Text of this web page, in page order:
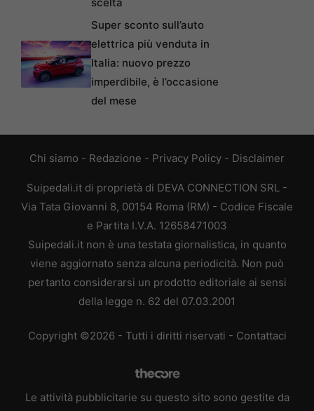
Super sconto sull’auto
elettrica più venduta in
Italia: nuovo prezzo
imperdibile, è l’occasione
del mese
Chi siamo - Redazione - Privacy Policy - Disclaimer
Suipedali.it di proprietà di DEVA CONNECTION SRL -
Via Tata Giovanni 8, 00154 Roma (RM) - Codice Fiscale
e Partita I.V.A. 12658471003
Suipedali.it non è una testata giornalistica, in quanto
viene aggiornato senza alcuna periodicità. Non può
pertanto considerarsi un prodotto editoriale ai sensi
della legge n. 62 del 07.03.2001
Copyright ©2026 - Tutti i diritti riservati - Contattaci
Le attività pubblicitarie su questo sito sono gestite da